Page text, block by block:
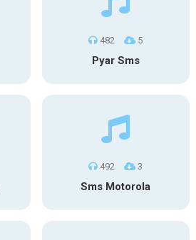
482 5
Pyar Sms
492 3
Sms Motorola